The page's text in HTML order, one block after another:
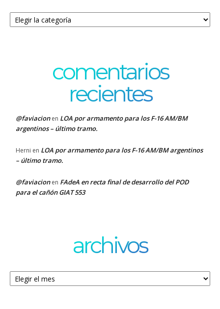
Categorías
comentarios
recientes
@faviacionen LOA por armamento para los F-16 AM/BM
argentinos – último tramo.
Herni en LOA por armamento para los F-16 AM/BM argentinos
– último tramo.
@faviacionen FAdeA en recta final de desarrollo del POD
para el cañón GIAT 553
archivos
Archivos